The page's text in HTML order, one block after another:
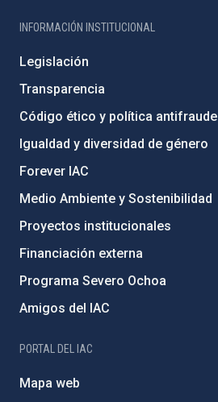
INFORMACIÓN INSTITUCIONAL
Legislación
Transparencia
Código ético y política antifraude
Igualdad y diversidad de género
Forever IAC
Medio Ambiente y Sostenibilidad
Proyectos institucionales
Financiación externa
Programa Severo Ochoa
Amigos del IAC
PORTAL DEL IAC
Mapa web